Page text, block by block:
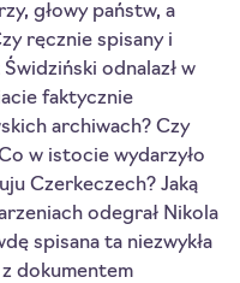
głowy państw, a
ręcznie spisany i
odnalazł w
faktycznie
archiwach? Czy
w istocie wydarzyło
Czerkeczech? Jaką
odegrał Nikola
spisana ta niezwykła
z dokumentem